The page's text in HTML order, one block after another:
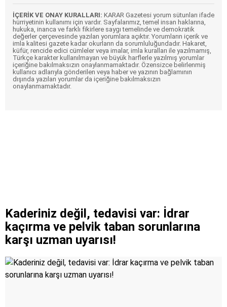
İÇERİK VE ONAY KURALLARI: KARAR Gazetesi yorum sütunları ifade
hürriyetinin kullanımı için vardır. Sayfalarımız, temel insan haklarına,
hukuka, inanca ve farklı fikirlere saygı temelinde ve demokratik
değerler çerçevesinde yazılan yorumlara açıktır. Yorumların içerik ve
imla kalitesi gazete kadar okurların da sorumluluğundadır. Hakaret,
küfür, rencide edici cümleler veya imalar, imla kuralları ile yazılmamış,
Türkçe karakter kullanılmayan ve büyük harflerle yazılmış yorumlar
içeriğine bakılmaksızın onaylanmamaktadır. Özensizce belirlenmiş
kullanıcı adlarıyla gönderilen veya haber ve yazının bağlamının
dışında yazılan yorumlar da içeriğine bakılmaksızın
onaylanmamaktadır.
Kaderiniz değil, tedavisi var: İdrar
kaçırma ve pelvik taban sorunlarına
karşı uzman uyarısı!